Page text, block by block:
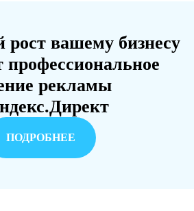
вашему бизнесу
профессиональное
рекламы
ПОДРОБНЕЕ